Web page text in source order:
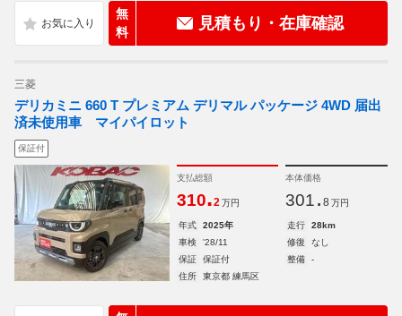
無
料
見積もり・在庫確認
三菱
デリカミニ 660 T プレミアム デリマル パッケージ 4WD 届出
済未使用車 マイパイロット
保証付
支払総額
310.2 万円
本体価格
301. 8 万円
年式 2025年 走行
28km
車検
'28/11 修復
なし
保証
保証付 整備
-
住所
東京都 練馬区